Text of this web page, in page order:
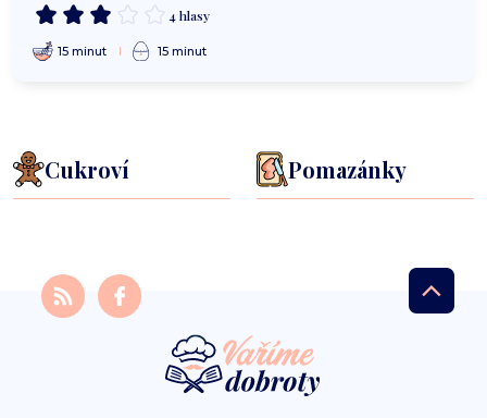
4 hlasy
15 minut 15 minut
Cukroví Pomazánky